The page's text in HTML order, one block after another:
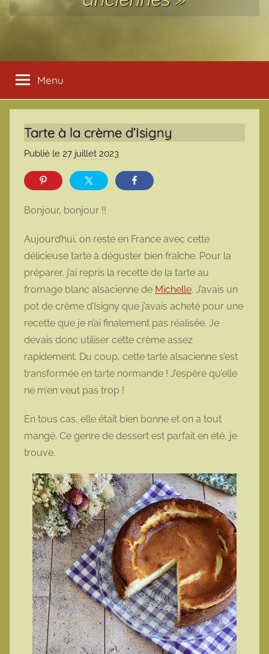
Menu
Tarte à la crème d’Isigny
Publié le 27 juillet 2023
a
o
t
t
e
Bonjour, bonjour !!
Aujourd’hui, on reste en France avec cette
délicieuse tarte à déguster bien fraîche. Pour la
préparer, j’ai repris la recette de la tarte au
fromage blanc alsacienne de Michelle. J’avais un
pot de crème d’Isigny que j’avais acheté pour une
recette que je n’ai finalement pas réalisée. Je
devais donc utiliser cette crème assez
rapidement. Du coup, cette tarte alsacienne s’est
transformée en tarte normande ! J’espère qu’elle
ne m’en veut pas trop !
En tous cas, elle était bien bonne et on a tout
mangé. Ce genre de dessert est parfait en été, je
trouve.